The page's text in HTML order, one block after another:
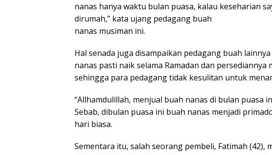
nanas hanya waktu bulan puasa, kalau keseharian
dirumah,” kata ujang pedagang buah
nanas musiman ini.
Hal senada juga disampaikan pedagang buah
nanas pasti naik selama Ramadan dan
sehingga para pedagang tidak kesulitan untuk
“Allhamdulillah, menjual buah nanas di bulan puasa
Sebab, dibulan puasa ini buah nanas menjadi
hari biasa.
Sementara itu, salah seorang pembeli, Fatimah